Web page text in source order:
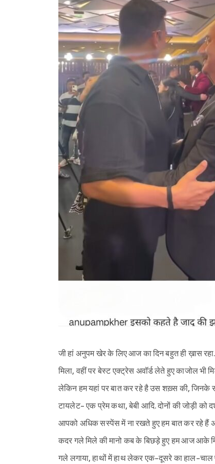
जी हां अनुपम खेर के लिए आज का दिन बहुत ही ख़ास
मिला, वहीं पर बेस्ट एक्ट्रेस अवॉर्ड लेते हुए काजोल भी
लेकिन हम यहां पर बात कर रहे है उस शख़्स की,
टायलेट- एक प्रेम कथा, बेबी आदि. दोनों की जोड़ी को
आपको अधिक सस्पेंस में ना रखते हुए हम बात कर रहे हैं
कदर गले मिले की मानो कब के बिछड़े हुए हम आज आके
गले लगाया, हाथों में हाथ लेकर एक-दूसरे का हाल-